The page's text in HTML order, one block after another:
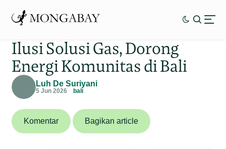
Ilusi Solusi Gas, Dorong
Energi Komunitas di Bali
Luh De Suriyani
5 Jun 2026 bali
Komentar Bagikan article